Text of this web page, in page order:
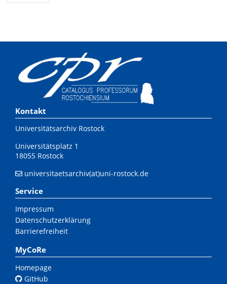
Kontakt
Universitätsarchiv Rostock
Universitätsplatz 1
18055 Rostock
universitaetsarchiv(at)uni-rostock.de
Service
Impressum
Datenschutzerklärung
Barrierefreiheit
MyCoRe
Homepage
GitHub